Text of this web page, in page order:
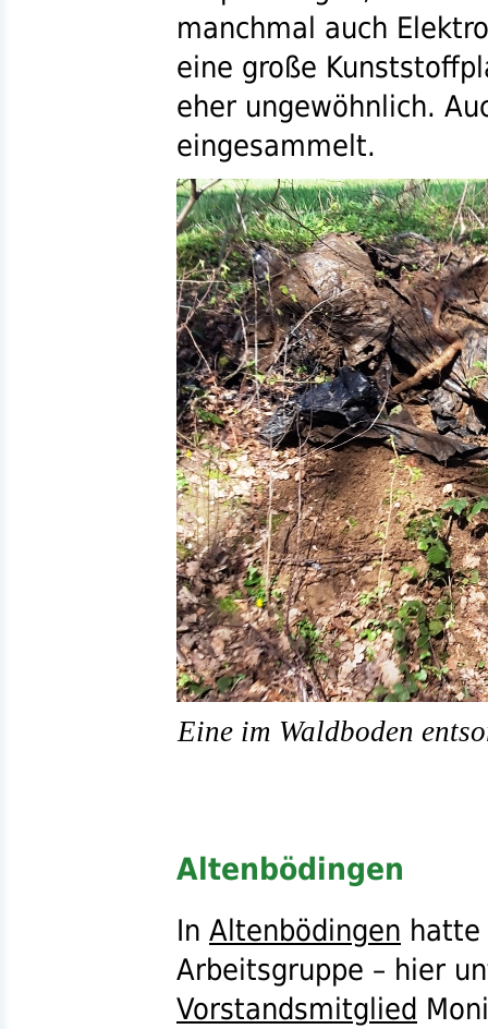
manchmal auch
eine große
eher ungewöhnlich.
eingesammelt.
Eine im Waldboden
Altenbödingen
In Altenbödingen hatte
Arbeitsgruppe – hier
Vorstandsmitglied